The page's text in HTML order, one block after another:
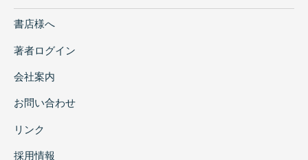
書店様へ
著者ログイン
会社案内
お問い合わせ
リンク
採用情報